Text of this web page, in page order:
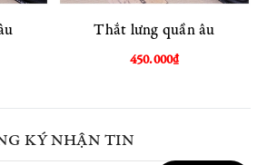
Thắt lưng quần âu
450.000₫
KÝ NHẬN TIN